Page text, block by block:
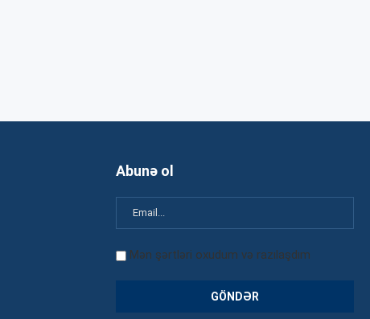
Abunə ol
Mən şərtləri oxudum və razılaşdım